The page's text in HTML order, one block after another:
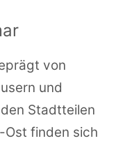
von
und
Stadtteilen
Ost finden sich